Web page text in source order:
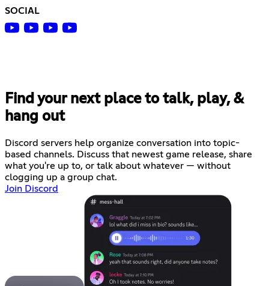
SOCIAL
Find your next place to talk, play, &
hang out
Discord servers help organize conversation into topic-
based channels. Discuss that newest game release, share
what you're up to, or talk about whatever — without
clogging up a group chat.
Join Discord